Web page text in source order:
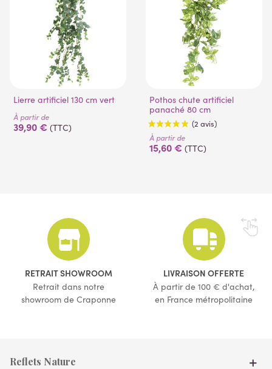
Lierre artificiel 130 cm vert
À partir de
39,90 € (TTC)
Pothos chute artificiel
panaché 80 cm
(2 avis)
À partir de
15,60 € (TTC)
RETRAIT SHOWROOM
Retrait dans notre
showroom de Craponne
LIVRAISON OFFERTE
À partir de 100 € d'achat,
en France métropolitaine
Reflets Nature